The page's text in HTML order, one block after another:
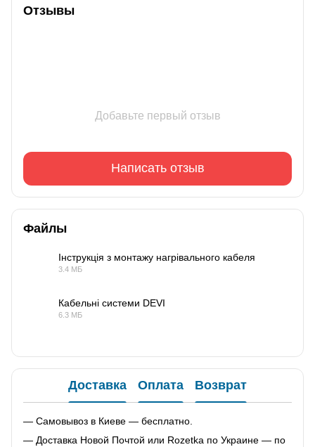
Отзывы
Добавьте первый отзыв
Написать отзыв
Файлы
Інструкція з монтажу нагрівального кабеля
3.4 МБ
Кабельні системи DEVI
6.3 МБ
Доставка Оплата Возврат
— Самовывоз в Киеве — бесплатно.
— Доставка Новой Почтой или Rozetka по Украине — по